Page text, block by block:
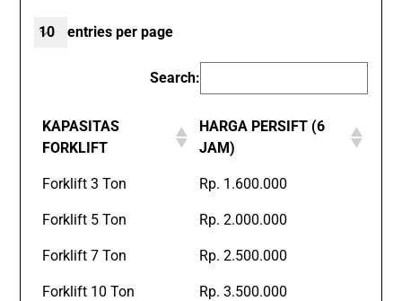
entries per page
Search:
KAPASITAS
FORKLIFT
HARGA PERSIFT (6
JAM)
Forklift 3 Ton Rp. 1.600.000
Forklift 5 Ton Rp. 2.000.000
Forklift 7 Ton Rp. 2.500.000
Forklift 10 Ton Rp. 3.500.000